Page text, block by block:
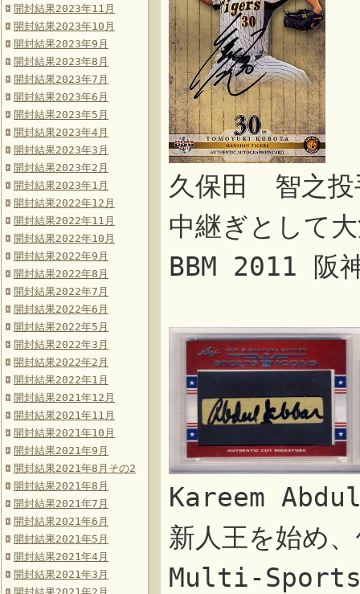
開封結果2023年11月
開封結果2023年10月
開封結果2023年9月
開封結果2023年8月
開封結果2023年7月
開封結果2023年6月
開封結果2023年5月
開封結果2023年4月
開封結果2023年3月
開封結果2023年2月
開封結果2023年1月
開封結果2022年12月
開封結果2022年11月
開封結果2022年10月
開封結果2022年9月
開封結果2022年8月
開封結果2022年7月
開封結果2022年6月
開封結果2022年5月
開封結果2022年3月
開封結果2022年2月
開封結果2022年1月
開封結果2021年12月
開封結果2021年11月
開封結果2021年10月
開封結果2021年9月
開封結果2021年8月その2
開封結果2021年8月
開封結果2021年7月
開封結果2021年6月
開封結果2021年5月
開封結果2021年4月
開封結果2021年3月
久保田 智之投
中継ぎとして
BBM 2011 阪
Kareem
新人王を始め
Multi-